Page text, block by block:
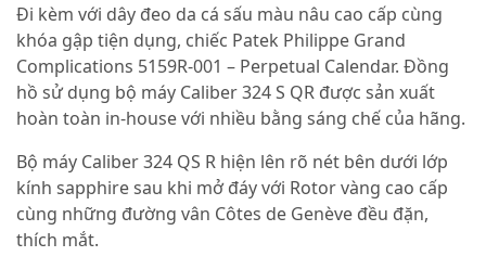
Đi kèm với dây đeo da cá sấu màu nâu cao cấp cùng
khóa gập tiện dụng, chiếc Patek Philippe Grand
Complications 5159R-001 – Perpetual Calendar. Đồng
hồ sử dụng bộ máy Caliber 324 S QR được sản xuất
hoàn toàn in-house với nhiều bằng sáng chế của hãng.
Bộ máy Caliber 324 QS R hiện lên rõ nét bên dưới lớp
kính sapphire sau khi mở đáy với Rotor vàng cao cấp
cùng những đường vân Côtes de Genève đều đặn,
thích mắt.